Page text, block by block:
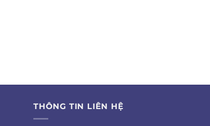
THÔNG TIN LIÊN HỆ